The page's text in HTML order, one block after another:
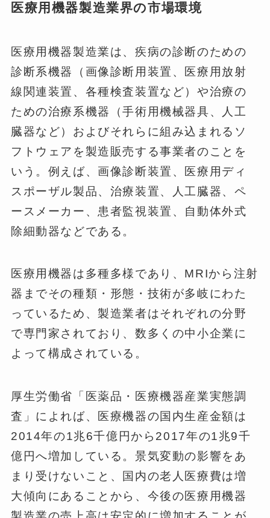
医療用機器製造業界の市場環境
医療用機器製造業は、疾病の診断のための
診断系機器（画像診断用装置、医療用放射
線関連装置、各種検査装置など）や治療の
ための治療系機器（手術用機械器具、人工
臓器など）およびそれらに組み込まれるソ
フトウェアを製造販売する事業者のことを
いう。例えば、画像診断装置、医療用ディ
スポーザル製品、治療装置、人工臓器、ペ
ースメーカー、患者監視装置、自動体外式
除細動器などである。
医療用機器は多種多様であり、MRIから注射
器までその種類・形態・技術が多岐にわた
っているため、製造業者はそれぞれの分野
で専門家されており、数多くの中小企業に
よって構成されている。
厚生労働省「医薬品・医療機器産業実態調
査」によれば、医療機器の国内生産金額は
2014年の1兆6千億円から2017年の1兆9千
億円へ増加している。景気変動の影響をあ
まり受けないこと、国内の老人医療費は増
大傾向にあることから、今後の医療用機器